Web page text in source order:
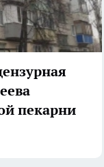
пекарни